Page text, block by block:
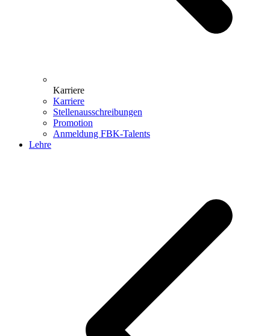
Karriere
Karriere
Stellenausschreibungen
Promotion
Anmeldung FBK-Talents
Lehre